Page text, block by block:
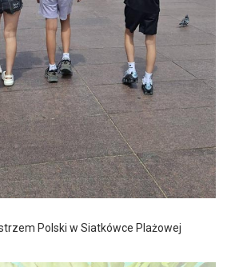
Polski w Siatkówce Plażowej